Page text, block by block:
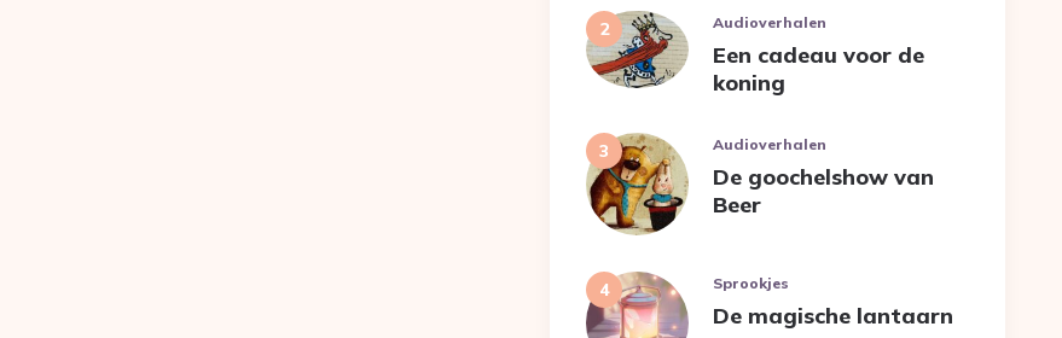
Audioverhalen
Een cadeau voor de
koning
Audioverhalen
De goochelshow van
Beer
Sprookjes
De magische lantaarn